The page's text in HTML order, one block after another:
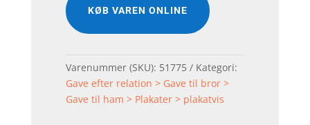
KØB VAREN ONLINE
Varenummer (SKU): 51775
Kategori:
Gave efter relation > Gave til bror >
Gave til ham > Plakater > plakatvis